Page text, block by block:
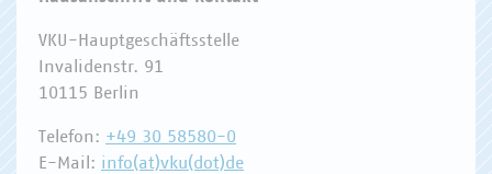
VKU-Hauptgeschäftsstelle
Invalidenstr. 91
10115 Berlin
Telefon: +49 30 58580-0
E-Mail: info(at)vku(dot)de